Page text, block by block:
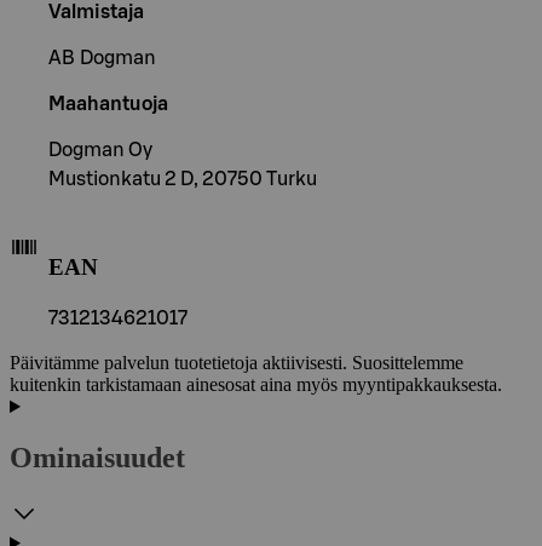
Valmistaja
AB Dogman
Maahantuoja
Dogman Oy
Mustionkatu 2 D, 20750 Turku
EAN
7312134621017
Päivitämme palvelun tuotetietoja aktiivisesti. Suosittelemme
kuitenkin tarkistamaan ainesosat aina myös myyntipakkauksesta.
Ominaisuudet